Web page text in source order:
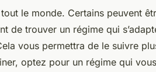
le monde. Certains peuvent
de trouver un régime qui
vous permettra de le suivre
optez pour un régime qui